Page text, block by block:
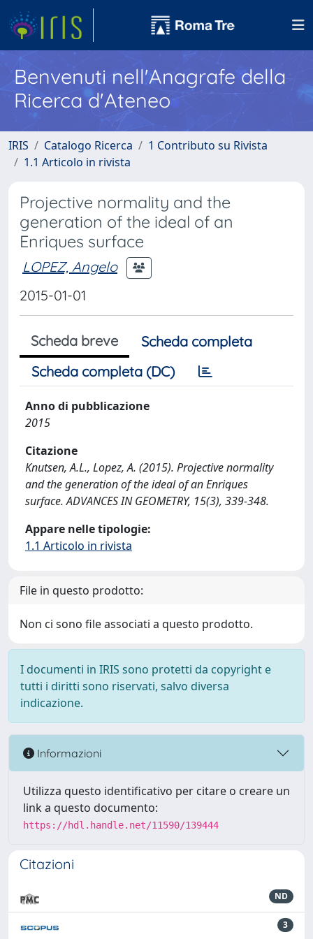
Benvenuti nell'Anagrafe della
Ricerca d'Ateneo
IRIS Catalogo Ricerca
1 Contributo su Rivista
1.1 Articolo in rivista
Projective normality and the
generation of the ideal of an
Enriques surface
LOPEZ, Angelo
2015-01-01
Scheda breve
Scheda completa
Scheda completa (DC)
Anno di pubblicazione
2015
Citazione
Knutsen, A.L., Lopez, A. (2015). Projective normality
and the generation of the ideal of an Enriques
surface. ADVANCES IN GEOMETRY, 15(3), 339-348.
Appare nelle tipologie:
1.1 Articolo in rivista
File in questo prodotto:
Non ci sono file associati a questo prodotto.
I documenti in IRIS sono protetti da copyright e
tutti i diritti sono riservati, salvo diversa
indicazione.
Informazioni
Utilizza questo identificativo per citare o creare un
link a questo documento:
https://hdl.handle.net/11590/139444
Citazioni
ND
3